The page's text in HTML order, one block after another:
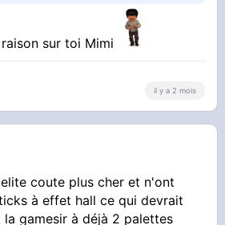
sur toi Mimi
il y a 2 mois
coute plus cher et n'ont
à effet hall ce qui devrait
gamesir à déjà 2 palettes